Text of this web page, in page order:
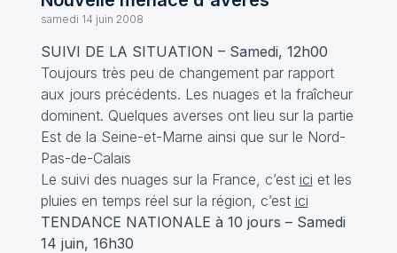
samedi 14 juin 2008
SUIVI DE LA SITUATION – Samedi, 12h00
Toujours très peu de changement par rapport
aux jours précédents. Les nuages et la fraîcheur
dominent. Quelques averses ont lieu sur la partie
Est de la Seine-et-Marne ainsi que sur le Nord-
Pas-de-Calais
Le suivi des nuages sur la France, c’est ici et les
pluies en temps réel sur la région, c’est ici
TENDANCE NATIONALE à 10 jours – Samedi
14 juin, 16h30